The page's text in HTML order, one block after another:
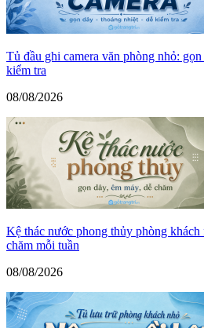
Tủ đầu ghi camera văn phòng nhỏ:
kiểm tra
08/08/2026
Kệ thác nước phong thủy phòng khách
chăm mỗi tuần
08/08/2026